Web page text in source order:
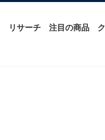
リサーチ 注目の商品